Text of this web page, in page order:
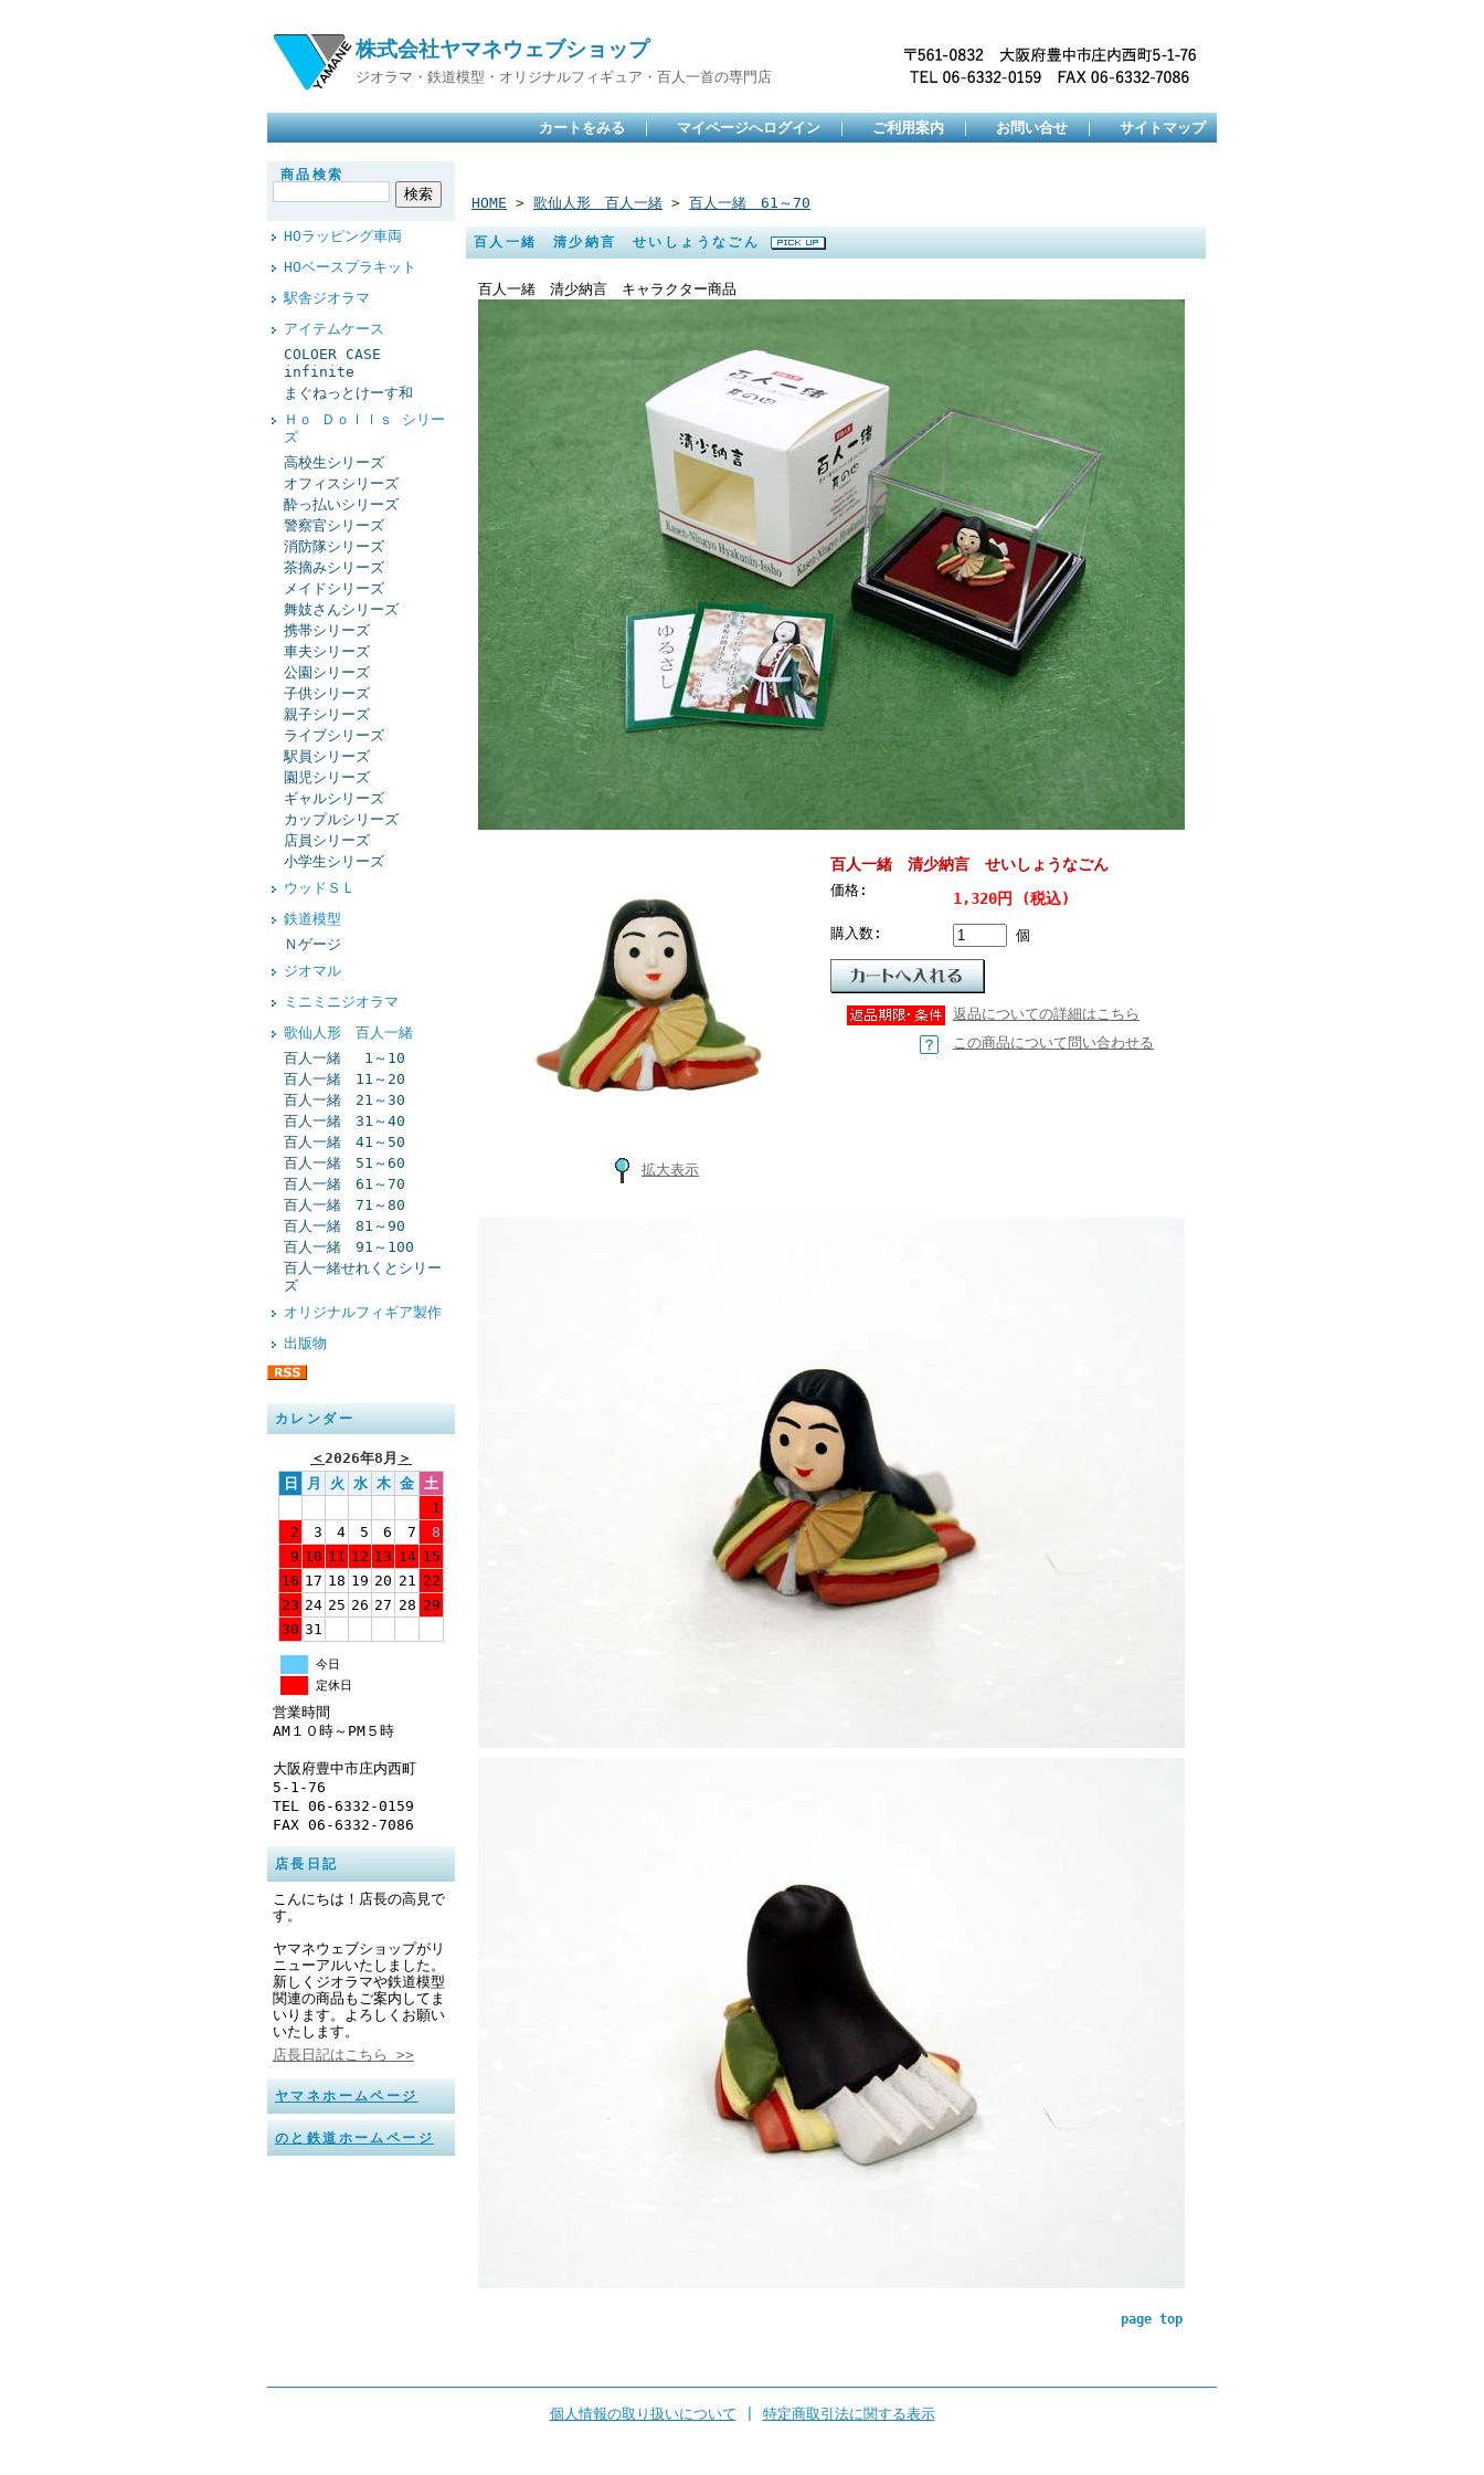
株式会社ヤマネウェブショップ
ジオラマ・鉄道模型・オリジナルフィギュア・百人一首の専門店
カートをみる ｜ マイページへログイン ｜ ご利用案内 ｜ お問い合せ ｜ サイトマップ
商品検索
HOラッピング車両
HOベースプラキット
駅舎ジオラマ
アイテムケース
COLOER CASE
infinite
まぐねっとけーす和
Ｈｏ Ｄｏｌｌｓ シリー
ズ
高校生シリーズ
オフィスシリーズ
酔っ払いシリーズ
警察官シリーズ
消防隊シリーズ
茶摘みシリーズ
メイドシリーズ
舞妓さんシリーズ
携帯シリーズ
車夫シリーズ
公園シリーズ
子供シリーズ
親子シリーズ
ライブシリーズ
駅員シリーズ
園児シリーズ
ギャルシリーズ
カップルシリーズ
店員シリーズ
小学生シリーズ
ウッドＳＬ
鉄道模型
Ｎゲージ
ジオマル
ミニミニジオラマ
歌仙人形 百人一緒
百人一緒 1～10
百人一緒 11～20
百人一緒 21～30
百人一緒 31～40
百人一緒 41～50
百人一緒 51～60
百人一緒 61～70
百人一緒 71～80
百人一緒 81～90
百人一緒 91～100
百人一緒せれくとシリー
ズ
オリジナルフィギア製作
出版物
カレンダー
＜2026年8月 ＞
日
月 火 水 木 金 土
1
2
3 4 5 6 7
8
9 10 11 12 13 14 15
16 17 18 19 20 21 22
23 24 25 26 27 28 29
30 31
今日
定休日
営業時間
AM１０時～PM５時
大阪府豊中市庄内西町
5-1-76
TEL 06-6332-0159
FAX 06-6332-7086
店長日記
こんにちは！店長の高見で
す。
ヤマネウェブショップがリ
ニューアルいたしました。
新しくジオラマや鉄道模型
関連の商品もご案内してま
いります。よろしくお願い
いたします。
店長日記はこちら >>
ヤマネホームページ
のと鉄道ホームページ
HOME > 歌仙人形 百人一緒 > 百人一緒 61～70
百人一緒 清少納言 せいしょうなごん
百人一緒 清少納言 キャラクター商品
拡大表示
百人一緒 清少納言 せいしょうなごん
価格: 1,320円 (税込)
購入数: 個
返品についての詳細はこちら
この商品について問い合わせる
page top
個人情報の取り扱いについて 特定商取引法に関する表示